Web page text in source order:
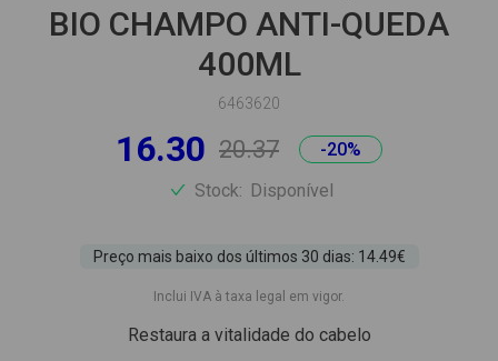
BIO CHAMPO ANTI-QUEDA
400ML
6463620
16.30 20.37
-20%
Stock: Disponível
Preço mais baixo dos últimos 30 dias: 14.49€
Inclui IVA à taxa legal em vigor.
Restaura a vitalidade do cabelo